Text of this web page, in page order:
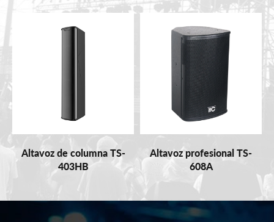
Altavoz de columna TS-
403HB
Altavoz profesional TS-
608A